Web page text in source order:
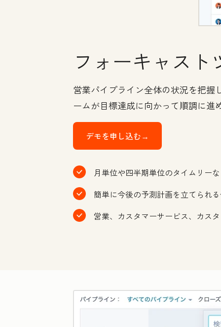
フォーキャスト
営業パイプライン全体の状況を把
ームが目標達成に向かって順調に進
デモを申し込む→
月単位や四半期単位のタイムリー
簡単に今後の予測計画を立てられ
営業、カスタマーサービス、カス